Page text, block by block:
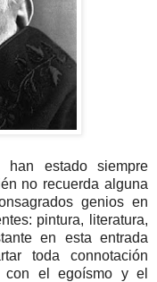
estado siempre
no recuerda alguna
genios en
pintura, literatura,
en esta entrada
toda connotación
con el egoísmo y el